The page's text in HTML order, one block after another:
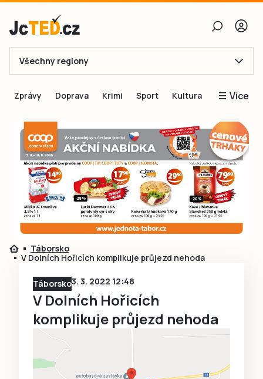
E-mail
Obnovit heslo
Přihlásit se
Přihlásit se přes Facebook
Ještě nemám účet, chci seRegistrovat
Všechny regiony
Zprávy Doprava Krimi Sport Kultura Více
Inspirace
Čtenáři píší
Speciální přílohy
Inzerce
Táborsko
V Dolních Hořicích komplikuje průjezd nehoda
Táborsko3. 3. 2022 12:48
V Dolních Hořicích
komplikuje průjezd nehoda